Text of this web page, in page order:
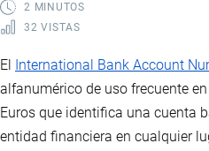
2 MINUTOS
32 VISTAS
El International Bank Account
alfanumérico de uso frecuente
Euros que identifica una cuenta
entidad financiera en cualquier